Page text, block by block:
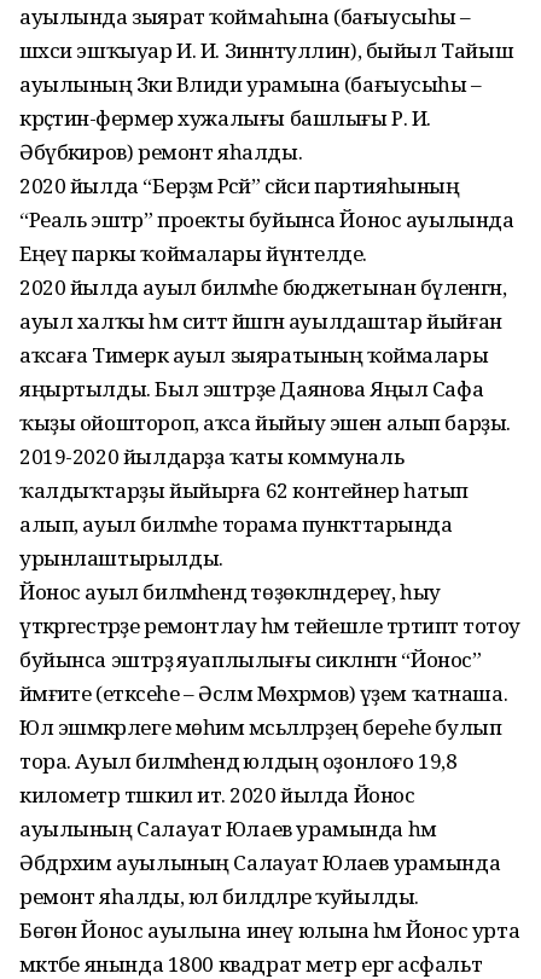
ауылында зыярат ҡоймаһына (бағыусыһы –
шәхси эшҡыуар И. И. Зиннәтуллин), быйыл Тайыш
ауылының Зәки Вәлиди урамына (бағыусыһы –
крәҫтиән-фермер хужалығы башлығы Р. И.
Әбүбәкиров) ремонт яһалды.
2020 йылда “Берҙәм Рәсәй” сәйәси партияһының
“Реаль эштәр” проекты буйынса Йонос ауылында
Еңеү паркы ҡоймалары йүнәтелде.
2020 йылда ауыл биләмәһе бюджетынан бүленгән,
ауыл халҡы һәм ситтә йәшәгән ауылдаштар йыйған
аҡсаға Тимерәк ауыл зыяратының ҡоймалары
яңыртылды. Был эштәрҙе Даянова Яңыл Сафа
ҡыҙы ойоштороп, аҡса йыйыу эшен алып барҙы.
2019-2020 йылдарҙа ҡаты коммуналь
ҡалдыҡтарҙы йыйырға 62 контейнер һатып
алып, ауыл биләмәһе торама пункттарында
урынлаштырылды.
Йонос ауыл биләмәһендә төҙөкләндереү, һыу
үткәргестәрҙе ремонтлау һәм тейешле тәртиптә тотоу
буйынса эштәрҙә яуаплылығы сикләнгән “Йонос”
йәмғиәте (етәксеһе – Әсләм Мөхәрәмов) әүҙем ҡатнаша.
Юл эшмәкәрлеге мөһим мәсьәләләрҙең береһе булып
тора. Ауыл биләмәһендә юлдың оҙонлоғо 19,8
километр тәшкил итә. 2020 йылда Йонос
ауылының Салауат Юлаев урамында һәм
Әбдрәхим ауылының Салауат Юлаев урамында
ремонт яһалды, юл билдәләре ҡуйылды.
Бөгөн Йонос ауылына инеү юлына һәм Йонос урта
мәктәбе янында 1800 квадрат метр ергә асфальт